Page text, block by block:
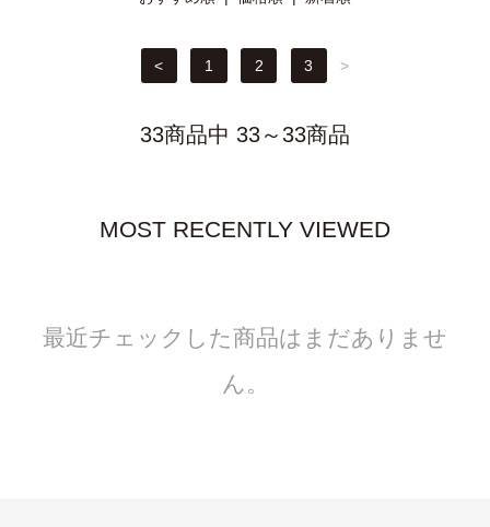
< 1 2 3 >
33商品中 33～33商品
MOST RECENTLY VIEWED
最近チェックした商品はまだありませ
ん。